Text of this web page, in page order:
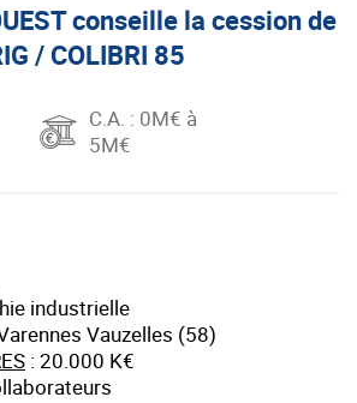
conseille la cession de
/ COLIBRI 85
C.A. : 0M€ à
5M€
industrielle
Vauzelles (58)
: 20.000 K€